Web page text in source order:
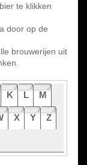
te klikken
door op de
brouwerijen uit
K L M
X Y Z